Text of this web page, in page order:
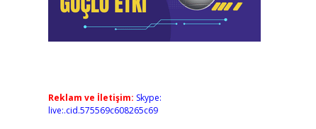
Reklam ve İletişim: Skype:
live:.cid.575569c608265c69